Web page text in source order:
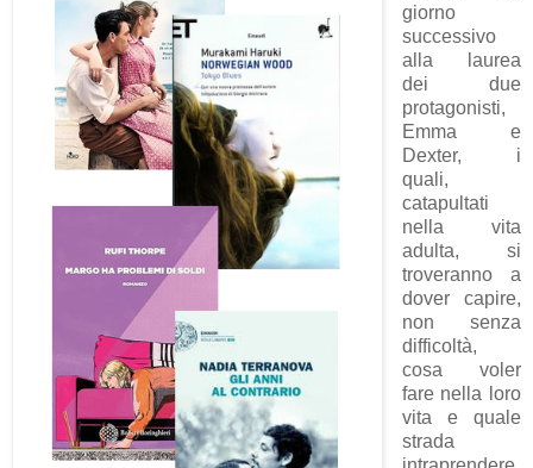
giorno
successivo
alla laurea
dei due
protagonisti,
Emma e
Dexter, i
quali,
catapultati
nella vita
adulta, si
troveranno a
dover capire,
non senza
difficoltà,
cosa voler
fare nella loro
vita e quale
strada